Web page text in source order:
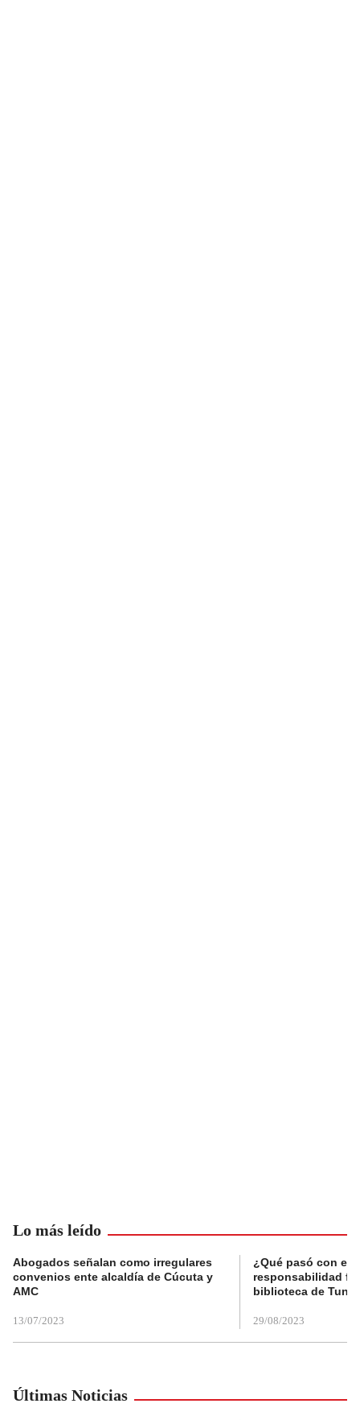
Lo más leído
Abogados señalan como irregulares
convenios ente alcaldía de Cúcuta y
AMC
13/07/2023
¿Qué pasó con el
responsabilidad
biblioteca de
29/08/2023
Últimas Noticias